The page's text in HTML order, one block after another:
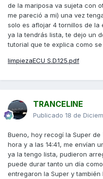
de la mariposa va sujeta con
me pareció a mi) una vez
solo es aflojar 4 tornillos de
ya la tendrás lista, te dejo un
tutorial que te explica como
limpiezaECU S.D.125.pdf
TRANCELINE
Publicado 18 de
Bueno, hoy recogí la Super
hora y a las 14:41, me envían
ya la tengo lista, pudieron
puede durar tanto un día
entregaron la Super y